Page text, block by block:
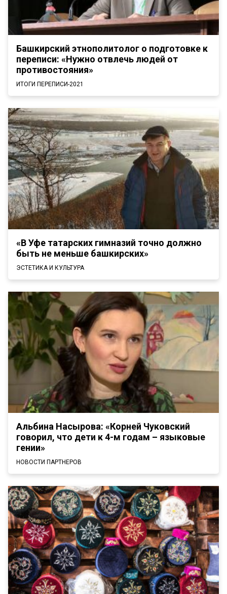
Башкирский этнополитолог о подготовке к
переписи: «Нужно отвлечь людей от
противостояния»
ИТОГИ ПЕРЕПИСИ-2021
«В Уфе татарских гимназий точно должно
быть не меньше башкирских»
ЭСТЕТИКА И КУЛЬТУРА
Альбина Насырова: «Корней Чуковский
говорил, что дети к 4-м годам – языковые
гении»
НОВОСТИ ПАРТНЕРОВ